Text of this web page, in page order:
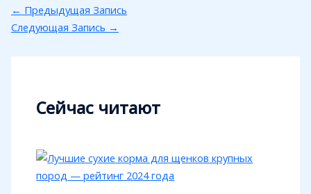
← Предыдущая Запись
Следующая Запись →
Сейчас читают